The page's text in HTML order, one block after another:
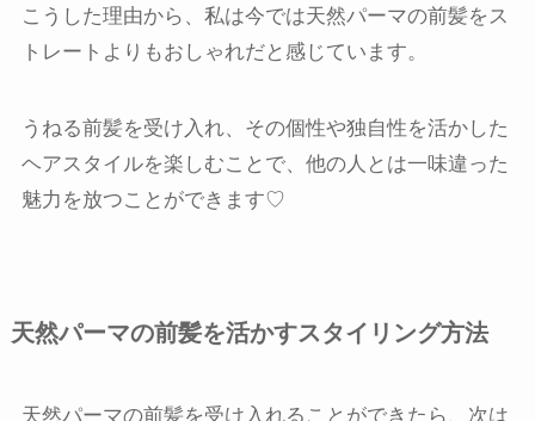
こうした理由から、私は今では天然パーマの前髪をス
トレートよりもおしゃれだと感じています。
うねる前髪を受け入れ、その個性や独自性を活かした
ヘアスタイルを楽しむことで、他の人とは一味違った
魅力を放つことができます♡
天然パーマの前髪を活かすスタイリング方法
天然パーマの前髪を受け入れることができたら、次は